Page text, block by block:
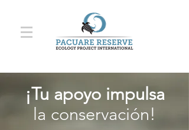
¡Tu apoyo impulsa
la conservación!